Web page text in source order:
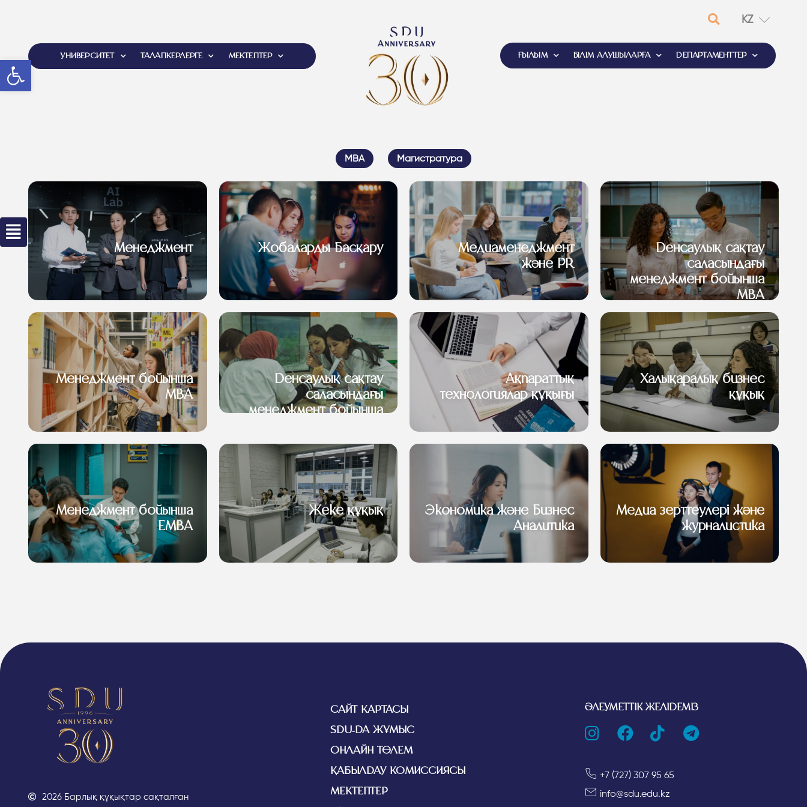
Open toolbar
УНИВЕРСИТЕТ ТАЛАПКЕРЛЕРГЕ МЕКТЕПТЕР
KZ
EN
ҒЫЛЫМ БІЛІМ АЛУШЫЛАРҒА ДЕПАРТАМЕНТТЕР
MBA Магистратура
Менеджмент Жобаларды Басқару
Медиаменеджмент
және PR
Денсаулық сақтау
саласындағы
менеджмент бойынша
MBA
Менеджмент бойынша
MBA
Денсаулық сақтау
саласындағы
менеджмент бойынша
Ақпараттық
технологиялар құқығы
Халықаралық бизнес
құқық
Менеджмент бойынша
EMBA
Жеке құқық
Экономика және Бизнес
Аналитика
Медиа зерттеулері және
журналистика
2026 Барлық құқықтар сақталған
САЙТ КАРТАСЫ
SDU-ДА ЖҰМЫС
ОНЛАЙН ТӨЛЕМ
ҚАБЫЛДАУ КОМИССИЯСЫ
МЕКТЕПТЕР
ӘЛЕУМЕТТІК ЖЕЛІДЕМІЗ
+7 (727) 307 95 65
info@sdu.edu.kz